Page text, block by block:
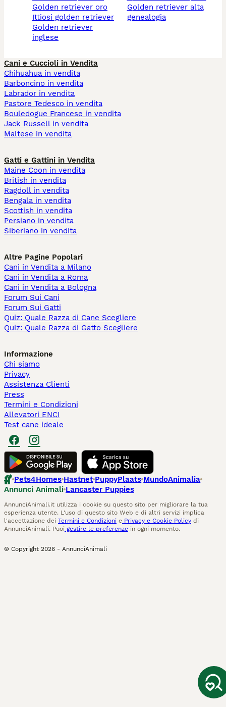
golden retriever oro
ittiosi golden retriever
golden retriever
inglese
golden retriever alta
genealogia
Cani e Cuccioli in Vendita
Chihuahua in vendita
Barboncino in vendita
Labrador in vendita
Pastore Tedesco in vendita
Bouledogue Francese in vendita
Jack Russell in vendita
Maltese in vendita
Gatti e Gattini in Vendita
Maine Coon in vendita
British in vendita
Ragdoll in vendita
Bengala in vendita
Scottish in vendita
Persiano in vendita
Siberiano in vendita
Altre Pagine Popolari
Cani in Vendita a Milano
Cani in Vendita a Roma
Cani in Vendita a Bologna
Forum Sui Cani
Forum Sui Gatti
Quiz: Quale Razza di Cane Scegliere
Quiz: Quale Razza di Gatto Scegliere
Informazione
Chi siamo
Privacy
Assistenza Clienti
Press
Termini e Condizioni
Allevatori ENCI
Test cane ideale
Pets4Homes Hastnet PuppyPlaats MundoAnimalia
Annunci Animali Lancaster Puppies
AnnunciAnimali.it utilizza i cookie su questo sito per migliorare la tua
esperienza utente. L'uso di questo sito Web e di altri servizi implica
l'accettazione dei Termini e Condizioni e Privacy e Cookie Policy di
AnnunciAnimali. Puoi gestire le preferenze in ogni momento.
© Copyright 2026 - AnnunciAnimali